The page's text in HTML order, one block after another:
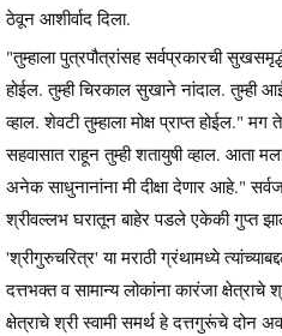
ठेवून आशीर्वाद दिला.
"तुम्हाला पुत्रपौत्रांसह सर्वप्रकारची
होईल. तुम्ही चिरकाल सुखाने नांदाल. तुम्ही
व्हाल. शेवटी तुम्हाला मोक्ष प्राप्त होईल." मग
सहवासात राहून तुम्ही शतायुषी व्हाल. आता
अनेक साधुनानांना मी दीक्षा देणार आहे."
श्रीवल्लभ घरातून बाहेर पडले एकेकी गुप्त
'श्रीगुरुचरित्र' या मराठी ग्रंथामध्ये
दत्तभक्त व सामान्य लोकांना कारंजा
क्षेत्राचे श्री स्वामी समर्थ हे दत्तगुरूंचे दोन